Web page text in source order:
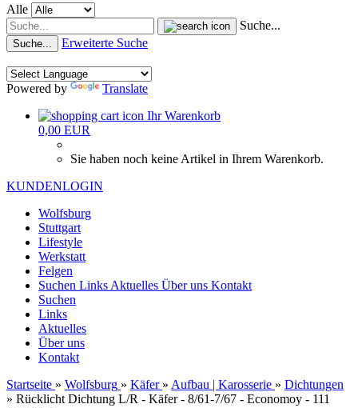
Alle
Suche...
Suche... Erweiterte Suche
Powered by
Translate
Ihr Warenkorb
0,00 EUR
Sie haben noch keine Artikel in Ihrem Warenkorb.
KUNDENLOGIN
Wolfsburg
Stuttgart
Lifestyle
Werkstatt
Felgen
Suchen Links Aktuelles Über uns Kontakt
Suchen
Links
Aktuelles
Über uns
Kontakt
Startseite » Wolfsburg » Käfer » Aufbau | Karosserie » Dichtungen
» Rücklicht Dichtung L/R - Käfer - 8/61-7/67 - Economoy - 111